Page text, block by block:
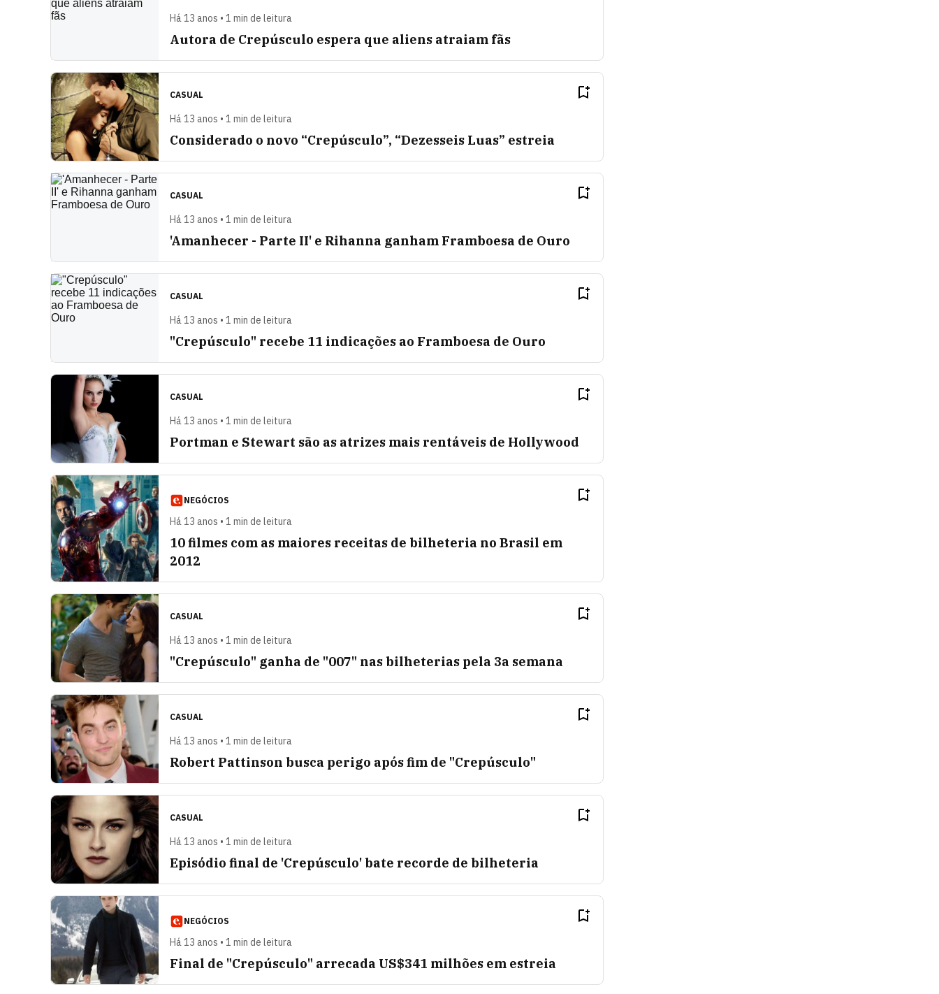
Há 13 anos • 1 min de leitura
Autora de Crepúsculo espera que aliens atraiam fãs
CASUAL
Há 13 anos • 1 min de leitura
Considerado o novo “Crepúsculo”, “Dezesseis Luas” estreia
CASUAL
Há 13 anos • 1 min de leitura
'Amanhecer - Parte II' e Rihanna ganham Framboesa de Ouro
CASUAL
Há 13 anos • 1 min de leitura
"Crepúsculo" recebe 11 indicações ao Framboesa de Ouro
CASUAL
Há 13 anos • 1 min de leitura
Portman e Stewart são as atrizes mais rentáveis de Hollywood
NEGÓCIOS
Há 13 anos • 1 min de leitura
10 filmes com as maiores receitas de bilheteria no Brasil em
2012
CASUAL
Há 13 anos • 1 min de leitura
"Crepúsculo" ganha de "007" nas bilheterias pela 3a semana
CASUAL
Há 13 anos • 1 min de leitura
Robert Pattinson busca perigo após fim de "Crepúsculo"
CASUAL
Há 13 anos • 1 min de leitura
Episódio final de 'Crepúsculo' bate recorde de bilheteria
NEGÓCIOS
Há 13 anos • 1 min de leitura
Final de "Crepúsculo" arrecada US$341 milhões em estreia